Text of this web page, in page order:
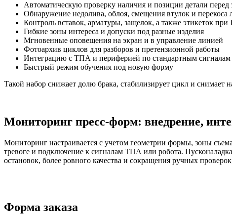
Автоматическую проверку наличия и позиции детали
Обнаружение недолива, облоя, смещения втулок и перекоса
Контроль вставок, арматуры, защелок, а также этикеток при
Гибкие зоны интереса и допуски под разные изделия
Мгновенные оповещения на экран и в управление линией
Фотоархив циклов для разборов и претензионной работы
Интеграцию с ТПА и периферией по стандартным сигналам
Быстрый режим обучения под новую форму
Такой набор снижает долю брака, стабилизирует цикл и снимает
Мониторинг пресс-форм: внедрение,
Мониторинг настраивается с учетом геометрии формы, зоны
тревоге и подключение к сигналам ТПА или робота.
остановок, более ровного качества и сокращения ручных
Форма заказа